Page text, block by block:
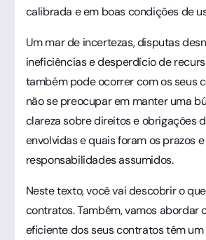
calibrada e em boas condições de
Um mar de incertezas, disputas
ineficiências e desperdício de
também pode ocorrer com os seus
não se preocupar em manter uma
clareza sobre direitos e obrigações
envolvidas e quais foram os prazos e
responsabilidades assumidos.
Neste texto, você vai descobrir o
contratos. Também, vamos abordar
eficiente dos seus contratos têm